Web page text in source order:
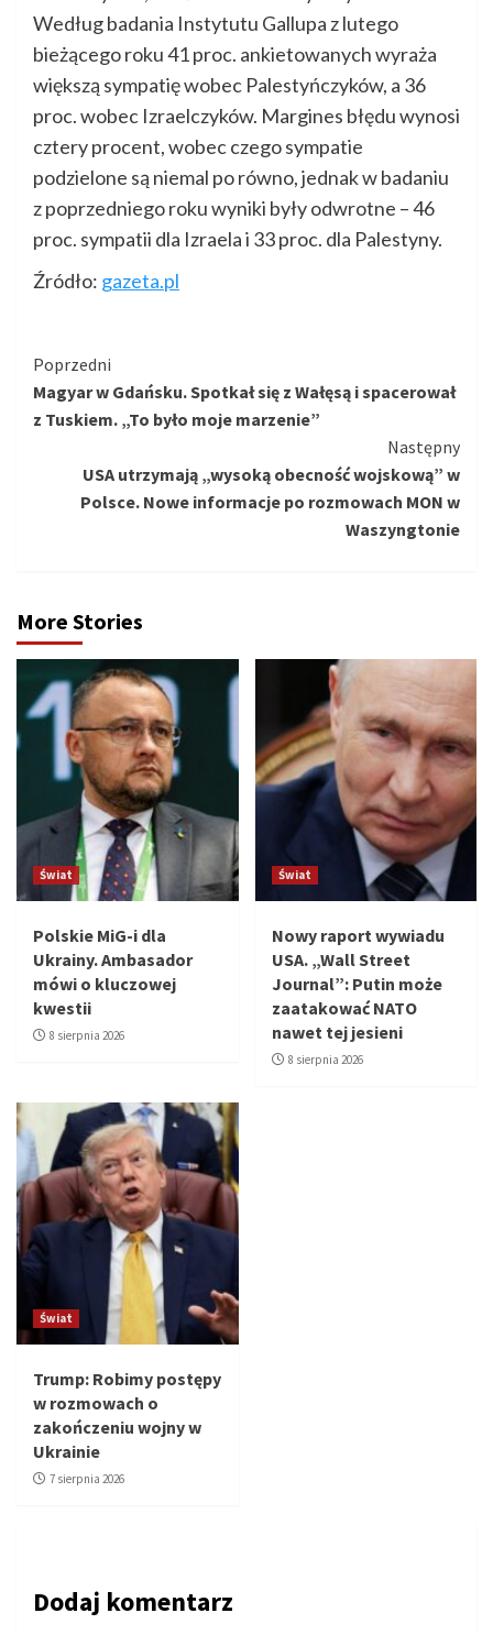
Według badania Instytutu Gallupa z lutego
bieżącego roku 41 proc. ankietowanych wyraża
większą sympatię wobec Palestyńczyków, a 36
proc. wobec Izraelczyków. Margines błędu wynosi
cztery procent, wobec czego sympatie
podzielone są niemal po równo, jednak w badaniu
z poprzedniego roku wyniki były odwrotne – 46
proc. sympatii dla Izraela i 33 proc. dla Palestyny.
Źródło: gazeta.pl
Kontynuuj
czytanie
Poprzedni
Magyar w Gdańsku. Spotkał się z Wałęsą i spacerował
z Tuskiem. „To było moje marzenie”
Następny
USA utrzymają „wysoką obecność wojskową” w
Polsce. Nowe informacje po rozmowach MON w
Waszyngtonie
More Stories
Świat
Polskie MiG-i dla
Ukrainy. Ambasador
mówi o kluczowej
kwestii
8 sierpnia 2026
Świat
Nowy raport wywiadu
USA. „Wall Street
Journal”: Putin może
zaatakować NATO
nawet tej jesieni
8 sierpnia 2026
Świat
Trump: Robimy postępy
w rozmowach o
zakończeniu wojny w
Ukrainie
7 sierpnia 2026
Dodaj komentarz